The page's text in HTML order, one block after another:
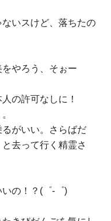
いスけど、落ちたの
をやろう、そぉー
の許可なしに！
るがいい。さらばだ
去って行く精霊さ
の！？(゜-゜)